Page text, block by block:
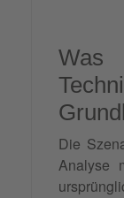
Was
Die
Analyse